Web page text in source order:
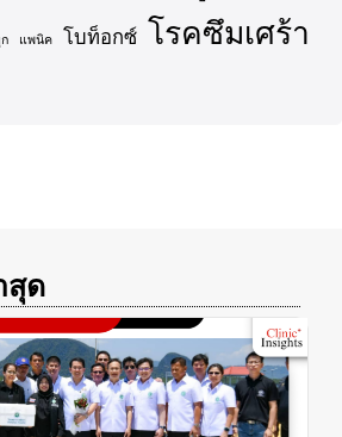
แพนิค โบท็อกซ์ โรคซึมเศร้า
สุด